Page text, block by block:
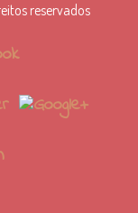
reservados